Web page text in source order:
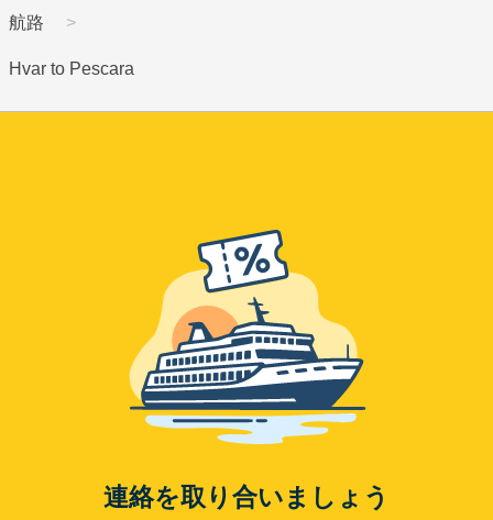
航路
Hvar to Pescara
連絡を取り合いましょう